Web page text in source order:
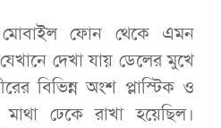
মোবাইল ফোন থেকে এমন
দেখা যায় ডেলের মুখে
বিভিন্ন অংশ প্লাস্টিক ও
ঢেকে রাখা হয়েছিল।